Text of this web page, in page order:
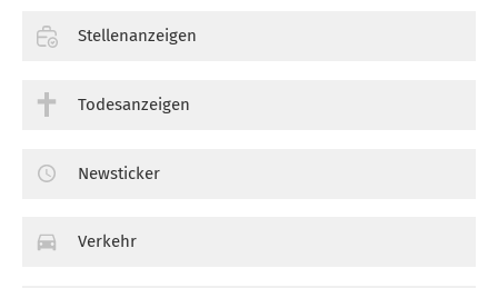
Stellenanzeigen
Todesanzeigen
Newsticker
Verkehr